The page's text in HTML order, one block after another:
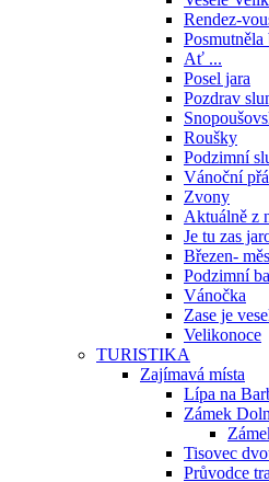
Rendez-
Posmutněla
Ať ...
Posel jara
Pozdrav
Roušky
Podzimní
Vánoční
Zvony
Aktuálně z
Je tu zas
Březen-
Podzimní
Vánočka
Zase je
Velikonoce
TURISTIKA
Zajímavá místa
Lípa na
Zámek
Tisovec
Průvodce